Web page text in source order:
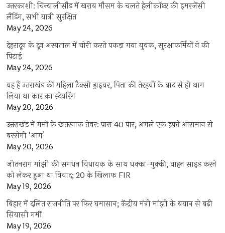
उत्तरकाशी: चिन्यालीसौड़ में खराब मौसम के चलते हेलीकॉप्टर की इमरजेंसी
लैंडिंग, सभी यात्री सुरक्षित
May 24, 2026
देहरादून के दून अस्पताल में चोरी करते पकड़ा गया युवक, सुरक्षाकर्मियों ने की
पिटाई
May 24, 2026
यह हैं उत्तराखंड की महिला टैक्सी ड्राइवर, पिता की तेरहवीं के बाद से ही थाम
लिया था कार का स्टेयरिंग
May 20, 2026
उत्तराखंड में गर्मी के खतरनाक तेवर: पारा 40 पार, अगले एक हफ्ते आसमान से
बरसेगी ‘आग’
May 20, 2026
जीतनराम मांझी की समधन विधायक के साथ धक्का-मुक्की, वाहन साइड करने
को लेकर हुआ था विवाद; 20 के खिलाफ FIR
May 19, 2026
बिहार में दलित राजनीति पर फिर घमासान; केंद्रीय मंत्री मांझी के बयान से बढ़ी
सियासी गर्मी
May 19, 2026